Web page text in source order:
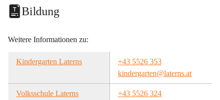
Bildung
Weitere Informationen zu:
Kindergarten Laterns
+43 5526 353
kindergarten@laterns.at
Volksschule Laterns
+43 5526 324